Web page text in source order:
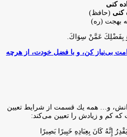
کنی
کنی (حافظ)
بهجت (ره)
وَ بِفَضْلِكَ عَمَّنْ سِوَاكَ‏.
بی‌نیاز کن، و با فضل خودت، از هرچه
و… همه يك قسمت از شرايط تعيين
كم و زيادش را تعيين مى‌كند:
إِنَّهُ كَانَ بِعِبَادِهِ خَبِيرًا بَصِيرًا